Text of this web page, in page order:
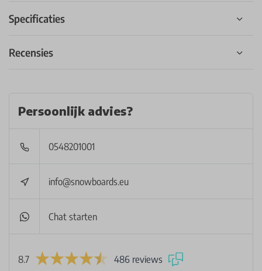
Specificaties
Recensies
Persoonlijk advies?
0548201001
info@snowboards.eu
Chat starten
8.7 486 reviews